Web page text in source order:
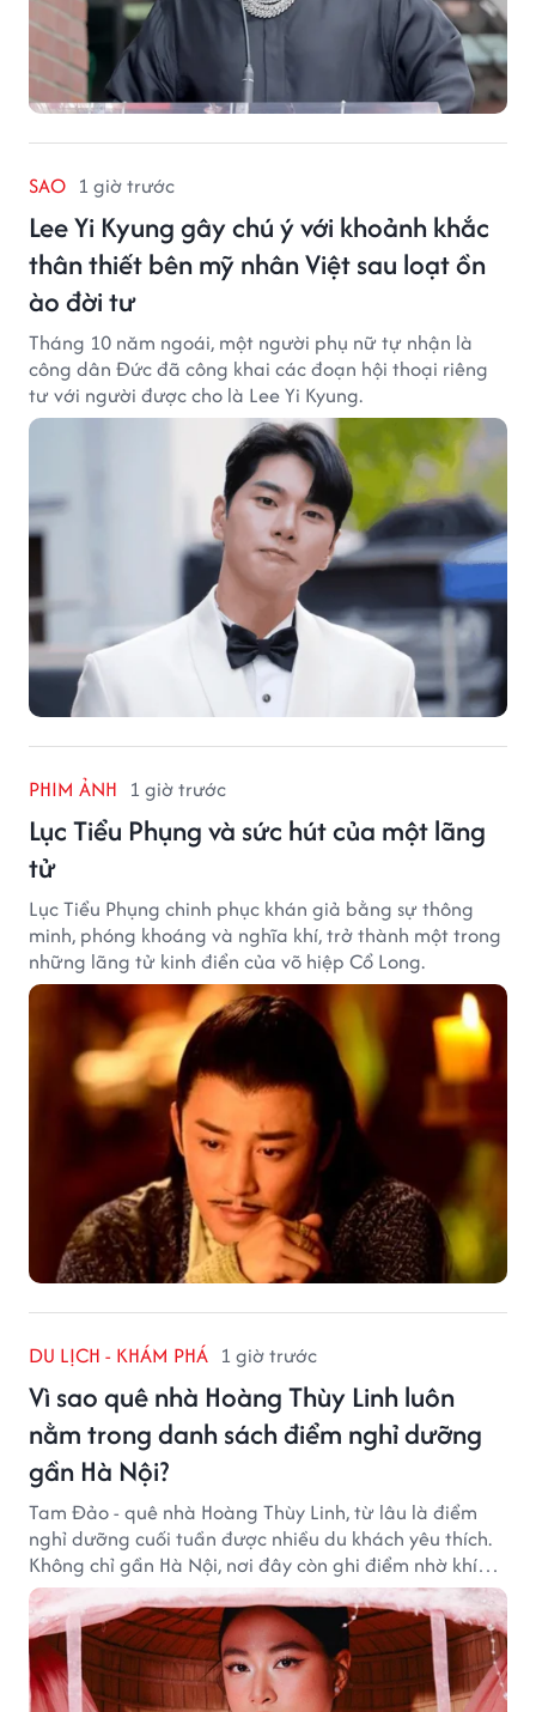
SAO 1 giờ trước
Lee Yi Kyung gây chú ý với khoảnh khắc
thân thiết bên mỹ nhân Việt sau loạt ồn
ào đời tư
Tháng 10 năm ngoái, một người phụ nữ tự nhận là
công dân Đức đã công khai các đoạn hội thoại riêng
tư với người được cho là Lee Yi Kyung.
PHIM ẢNH 1 giờ trước
Lục Tiểu Phụng và sức hút của một lãng
tử
Lục Tiểu Phụng chinh phục khán giả bằng sự thông
minh, phóng khoáng và nghĩa khí, trở thành một trong
những lãng tử kinh điển của võ hiệp Cổ Long.
DU LỊCH - KHÁM PHÁ 1 giờ trước
Vì sao quê nhà Hoàng Thùy Linh luôn
nằm trong danh sách điểm nghỉ dưỡng
gần Hà Nội?
Tam Đảo - quê nhà Hoàng Thùy Linh, từ lâu là điểm
nghỉ dưỡng cuối tuần được nhiều du khách yêu thích.
Không chỉ gần Hà Nội, nơi đây còn ghi điểm nhờ khí
hậu mát mẻ, cảnh sắc thơ mộng và không gian yên
bình giữa núi rừng.